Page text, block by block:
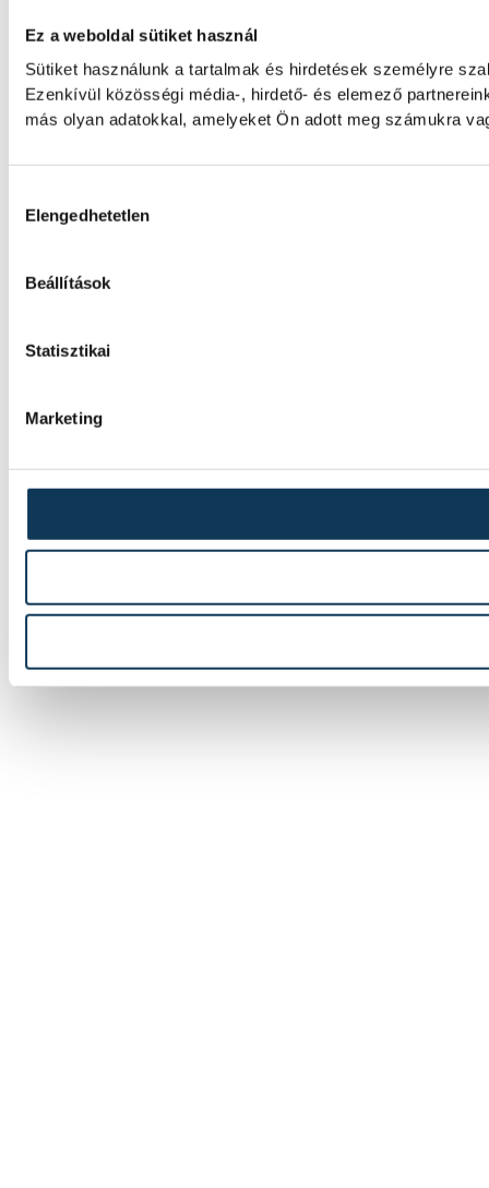
Ez a weboldal sütiket használ
Sütiket használunk a tartalmak és hirdetések személyre
Ezenkívül közösségi média-, hirdető- és elemező
más olyan adatokkal, amelyeket Ön adott meg számukra
Elengedhetetlen
Beállítások
Statisztikai
Marketing